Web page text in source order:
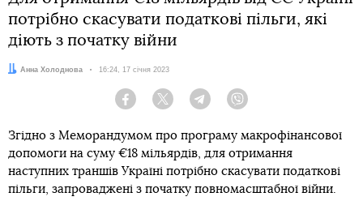
потрібно скасувати податкові пільги, які
діють з початку війни
Автор:
Анна Холоднова Дата:
16:24, 17 січня 2023
Facebook Twitter Telegram
Згідно з Меморандумом про програму макрофінансової
допомоги на суму €18 мільярдів, для отримання
наступних траншів Україні потрібно скасувати податкові
пільги, запроваджені з початку повномасштабної війни.